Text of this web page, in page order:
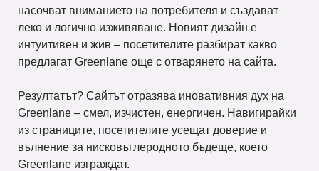
насочват вниманието на потребителя и създават
леко и логично изживяване. Новият дизайн е
интуитивен и жив – посетителите разбират какво
предлагат Greenlane още с отварянето на сайта.
Резултатът? Сайтът отразява иновативния дух на
Greenlane – смел, изчистен, енергичен. Навигирайки
из страниците, посетителите усещат доверие и
вълнение за нисковъглеродното бъдеще, което
Greenlane изграждат.